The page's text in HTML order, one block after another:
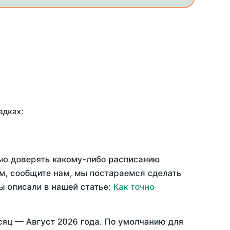
доверять какому-либо расписанию
сообщите нам, мы постараемся сделать
описали в нашей статье: Как точно
— Август 2026 года. По умолчанию для